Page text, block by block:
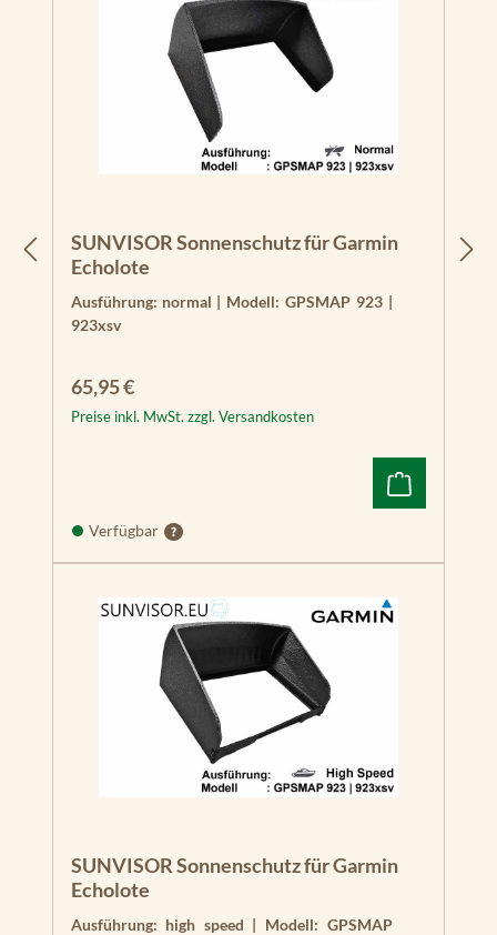
SUNVISOR Sonnenschutz für Garmin
Echolote
Ausführung: normal | Modell: GPSMAP 923 |
923xsv
Regulärer Preis:
65,95 €
Preise inkl. MwSt. zzgl. Versandkosten
Verfügbar
SUNVISOR Sonnenschutz für Garmin
Echolote
Ausführung: high speed | Modell: GPSMAP